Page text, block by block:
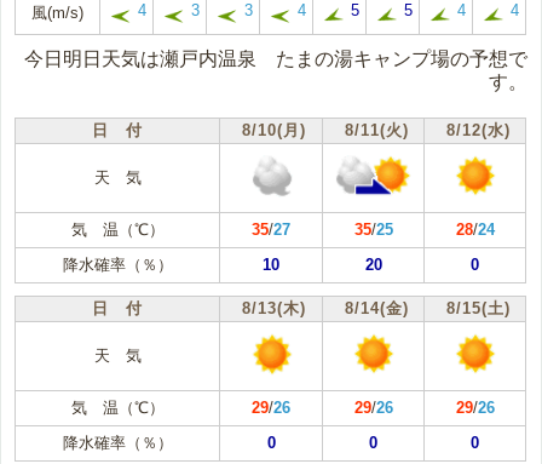
風(m/s) 4 3 3 4 5 5 4 4
今日明日天気は瀬戸内温泉 たまの湯キャンプ場の予想で
す。
日 付 8/10(月) 8/11(火) 8/12(水)
天 気
気 温（℃） 35/27 35/25 28/24
降水確率（％）
10 20 0
日 付 8/13(木) 8/14(金) 8/15(土)
天 気
気 温（℃） 29/26 29/26 29/26
降水確率（％）
0 0 0